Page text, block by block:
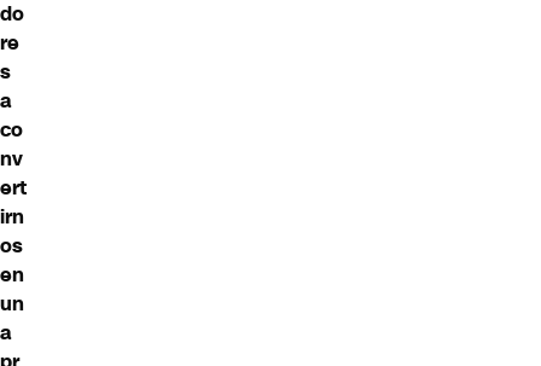
do
re
s
a
co
nv
ert
irn
os
en
un
a